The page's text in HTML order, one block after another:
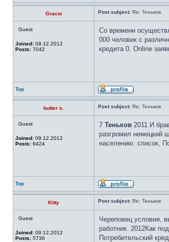
Gracie Post subject: Re: Теньков
Guest
Joined: 09.12.2012
Posts: 7042
Со времени
000 человек с
кредита 0. Online
Top
butter s. Post subject: Re: Теньков
Guest
Joined: 09.12.2012
Posts: 6424
7 Теньков 2011 И
разгромил немецкий
населению. список,
Top
Kitty Post subject: Re: Теньков
Guest
Joined: 09.12.2012
Posts: 5736
Череповец условия,
работник. 2012Как
Потребительский